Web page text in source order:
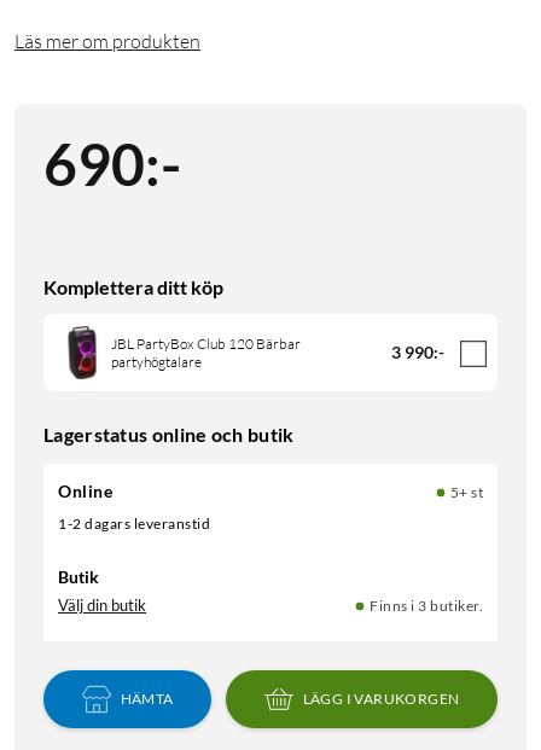
Läs mer om produkten
690:-
Komplettera ditt köp
JBL PartyBox Club 120 Bärbar
partyhögtalare
3 990:-
Lagerstatus online och butik
Online
5+ st
1-2 dagars leveranstid
Butik
Välj din butik Finns i 3 butiker.
HÄMTA LÄGG I VARUKORGEN